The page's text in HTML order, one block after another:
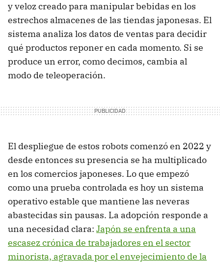
y veloz creado para manipular bebidas en los
estrechos almacenes de las tiendas japonesas. El
sistema analiza los datos de ventas para decidir
qué productos reponer en cada momento. Si se
produce un error, como decimos, cambia al
modo de teleoperación.
El despliegue de estos robots comenzó en 2022 y
desde entonces su presencia se ha multiplicado
en los comercios japoneses. Lo que empezó
como una prueba controlada es hoy un sistema
operativo estable que mantiene las neveras
abastecidas sin pausas. La adopción responde a
una necesidad clara: Japón se enfrenta a una
escasez crónica de trabajadores en el sector
minorista, agravada por el envejecimiento de la